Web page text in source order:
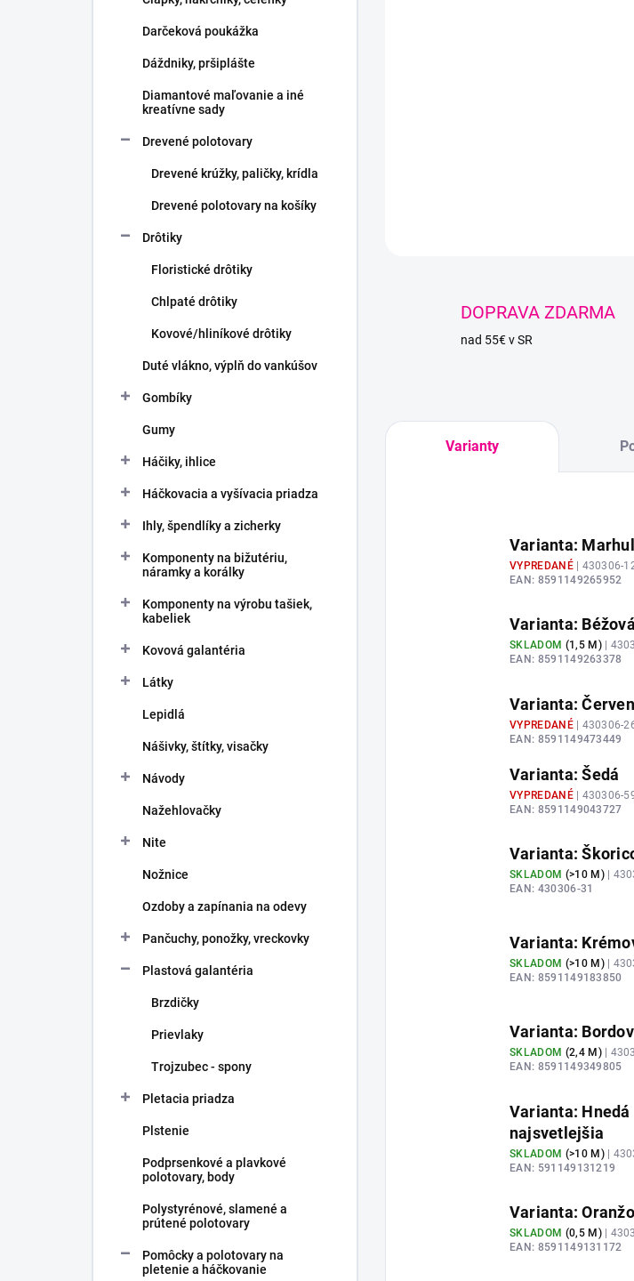
Darčeková poukážka
Dáždniky, pršiplášte
Diamantové maľovanie a iné
kreatívne sady
Drevené polotovary
Drevené krúžky, paličky, krídla
Drevené polotovary na košíky
Drôtiky
Floristické drôtiky
Chlpaté drôtiky
Kovové/hliníkové drôtiky
Duté vlákno, výplň do vankúšov
Gombíky
Gumy
Háčiky, ihlice
Háčkovacia a vyšívacia priadza
Ihly, špendlíky a zicherky
Komponenty na bižutériu,
náramky a korálky
Komponenty na výrobu tašiek,
kabeliek
Kovová galantéria
Látky
Lepidlá
Nášivky, štítky, visačky
Návody
Nažehlovačky
Nite
Nožnice
Ozdoby a zapínania na odevy
Pančuchy, ponožky, vreckovky
Plastová galantéria
Brzdičky
Prievlaky
Trojzubec - spony
Pletacia priadza
Plstenie
Podprsenkové a plavkové
polotovary, body
Polystyrénové, slamené a
prútené polotovary
Pomôcky a polotovary na
pletenie a háčkovanie
DOPRAVA ZDARMA
nad 55€ v SR
Varianty
Varianta:
VYPREDANÉ | 430306-
EAN: 8591149265952
Varianta:
SKLADOM (1,5 M )|
EAN: 8591149263378
Varianta:
VYPREDANÉ | 430306-
EAN: 8591149473449
Varianta: Šedá
VYPREDANÉ | 430306-
EAN: 8591149043727
Varianta:
SKLADOM (>10 M )|
EAN: 430306-31
Varianta:
SKLADOM (>10 M )|
EAN: 8591149183850
Varianta:
SKLADOM (2,4 M )|
EAN: 8591149349805
Varianta: Hnedá
najsvetlejšia
SKLADOM (>10 M)|
EAN: 591149131219
Varianta:
SKLADOM (0,5 M )|
EAN: 8591149131172